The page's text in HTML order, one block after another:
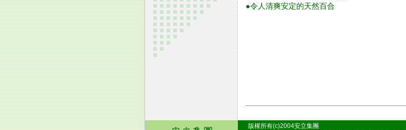
●令人清爽安定的天然百合
版權所有(c)2004安立集團